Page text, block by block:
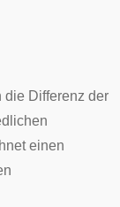
die Differenz der
einen